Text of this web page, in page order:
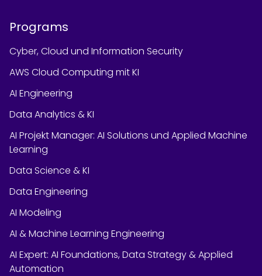
Programs
Cyber, Cloud und Information Security
AWS Cloud Computing mit KI
AI Engineering
Data Analytics & KI
AI Projekt Manager: AI Solutions und Applied Machine
Learning
Data Science & KI
Data Engineering
AI Modeling
AI & Machine Learning Engineering
AI Expert: AI Foundations, Data Strategy & Applied
Automation